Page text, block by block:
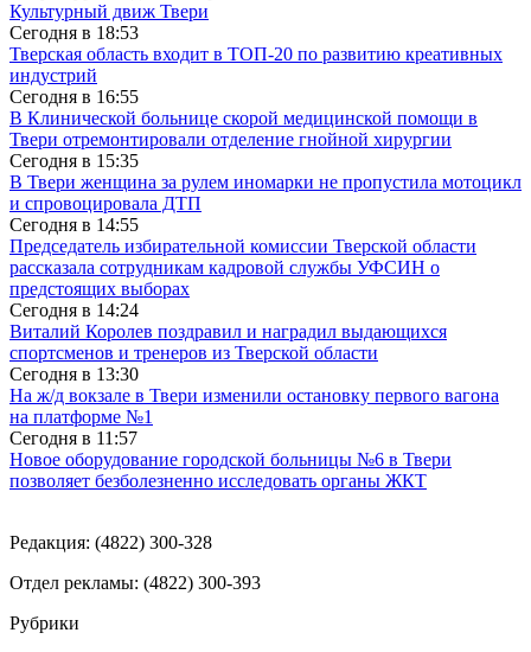
Культурный движ Твери
Сегодня в 18:53
Тверская область входит в ТОП-20 по развитию креативных
индустрий
Сегодня в 16:55
В Клинической больнице скорой медицинской помощи в
Твери отремонтировали отделение гнойной хирургии
Сегодня в 15:35
В Твери женщина за рулем иномарки не пропустила мотоцикл
и спровоцировала ДТП
Сегодня в 14:55
Председатель избирательной комиссии Тверской области
рассказала сотрудникам кадровой службы УФСИН о
предстоящих выборах
Сегодня в 14:24
Виталий Королев поздравил и наградил выдающихся
спортсменов и тренеров из Тверской области
Сегодня в 13:30
На ж/д вокзале в Твери изменили остановку первого вагона
на платформе №1
Сегодня в 11:57
Новое оборудование городской больницы №6 в Твери
позволяет безболезненно исследовать органы ЖКТ
Редакция: (4822) 300-328
Отдел рекламы: (4822) 300-393
Рубрики